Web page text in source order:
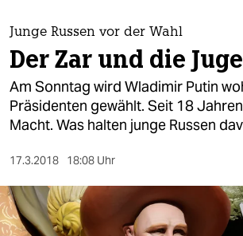
themen
politik
öko
sport
Junge Russen vor der Wahl
Der Zar und die
Am Sonntag wird Wladimir Putin
Präsidenten gewählt. Seit 18
Macht. Was halten junge Russen
17.3.2018 18:08 Uhr